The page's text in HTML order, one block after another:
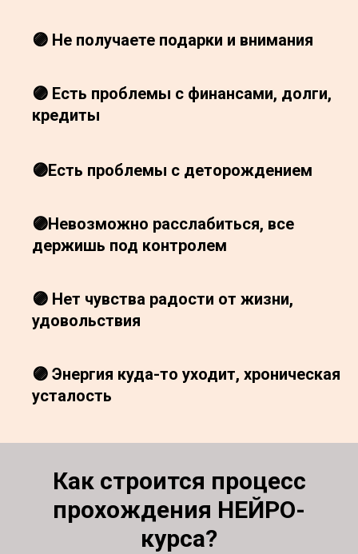
🟣 Не получаете подарки и внимания
🟣 Есть проблемы с финансами, долги,
кредиты
🟣Есть проблемы с деторождением
🟣Невозможно расслабиться, все
держишь под контролем
🟣 Нет чувства радости от жизни,
удовольствия
🟣 Энергия куда-то уходит, хроническая
усталость
Как строится процесс
прохождения НЕЙРО-
курса?